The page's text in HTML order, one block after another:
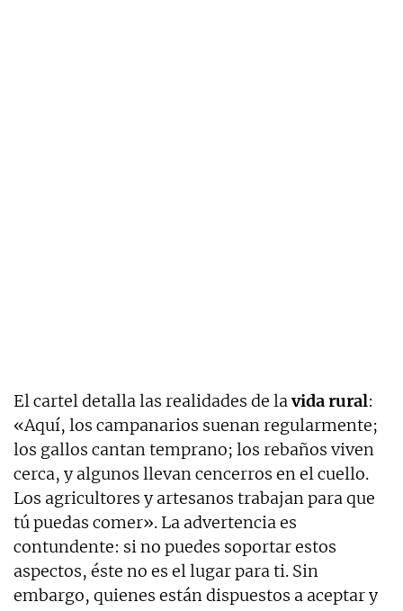
El cartel detalla las realidades de lavida rural:
«Aquí, los campanarios suenan regularmente;
los gallos cantan temprano; los rebaños viven
cerca, y algunos llevan cencerros en el cuello.
Los agricultores y artesanos trabajan para que
tú puedas comer». La advertencia es
contundente: si no puedes soportar estos
aspectos, éste no es el lugar para ti. Sin
embargo, quienes están dispuestos a aceptar y